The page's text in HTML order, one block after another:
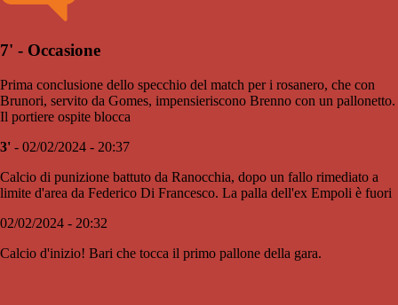
7' - Occasione
Prima conclusione dello specchio del match per i rosanero, che con
Brunori, servito da Gomes, impensieriscono Brenno con un pallonetto.
Il portiere ospite blocca
3' - 02/02/2024 - 20:37
Calcio di punizione battuto da Ranocchia, dopo un fallo rimediato a
limite d'area da Federico Di Francesco. La palla dell'ex Empoli è fuori
02/02/2024 - 20:32
Calcio d'inizio! Bari che tocca il primo pallone della gara.